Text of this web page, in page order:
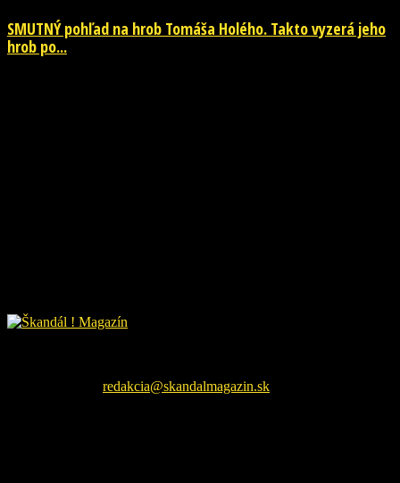
SMUTNÝ pohľad na hrob Tomáša Holého. Takto vyzerá jeho
hrob po...
redakcia@skandalmagazin.sk